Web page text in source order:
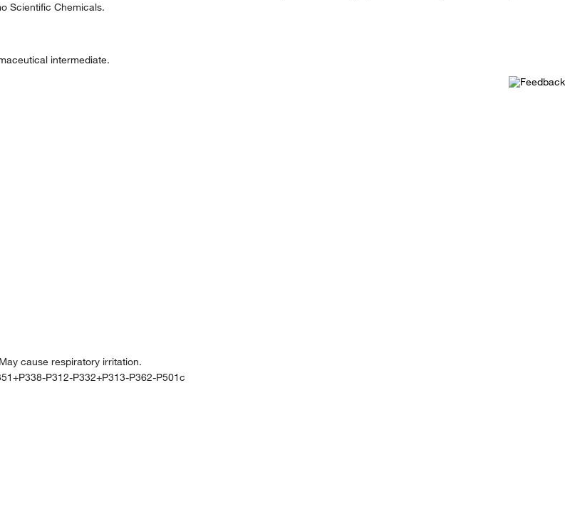
Scientific Chemicals.
intermediate.
cause respiratory irritation.
P312-P332+P313-P362-P501c